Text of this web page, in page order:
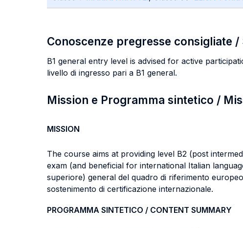
Conoscenze pregresse consigliate
B1 general entry level is advised for active
livello di ingresso pari a B1 general.
Mission e Programma sintetico /
MISSION
The course aims at providing level B2 (post
exam (and beneficial for international Italian
superiore) general del quadro di riferimento
sostenimento di certificazione internazionale.
PROGRAMMA SINTETICO / CONTENT SUMMARY